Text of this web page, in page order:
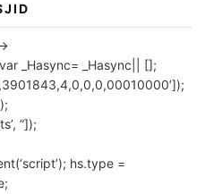
_Hasync= _Hasync|| [];
”]);
hs.type =